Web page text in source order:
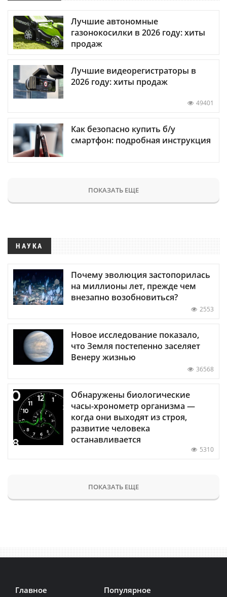
Лучшие автономные
газонокосилки в 2026 году: хиты
продаж
Лучшие видеорегистраторы в
2026 году: хиты продаж
49401
Как безопасно купить б/у
смартфон: подробная инструкция
ПОКАЗАТЬ ЕЩЕ
НАУКА
Почему эволюция застопорилась
на миллионы лет, прежде чем
внезапно возобновиться?
2553
Новое исследование показало,
что Земля постепенно заселяет
Венеру жизнью
36568
Обнаружены биологические
часы-хронометр организма —
когда они выходят из строя,
развитие человека
останавливается
5310
ПОКАЗАТЬ ЕЩЕ
Главное Популярное